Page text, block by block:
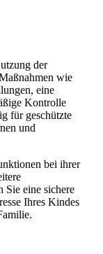
der
wie
eine
Kontrolle
für geschützte
und
bei ihrer
Sie eine sichere
Ihres Kindes